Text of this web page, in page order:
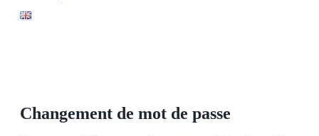
Changement de mot de passe